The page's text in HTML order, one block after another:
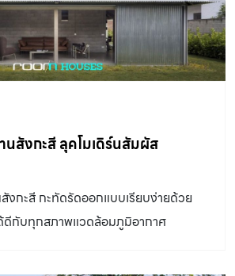
นสังกะสี ลุคโมเดิร์นสัมผัส
งกะสี กะทัดรัดออกแบบเรียบง่ายด้วย
ดีกับทุกสภาพแวดล้อมภูมิอากาศ